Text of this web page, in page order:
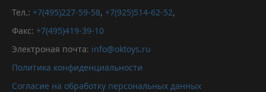
Тел.: +7(495)227-59-58, +7(925)514-62-52,
Факс: +7(495)419-39-10
Электроная почта: info@oktoys.ru
Политика конфиденциальности
Согласие на обработку персональных данных